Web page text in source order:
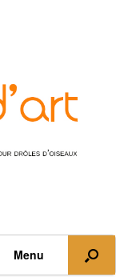
Menu